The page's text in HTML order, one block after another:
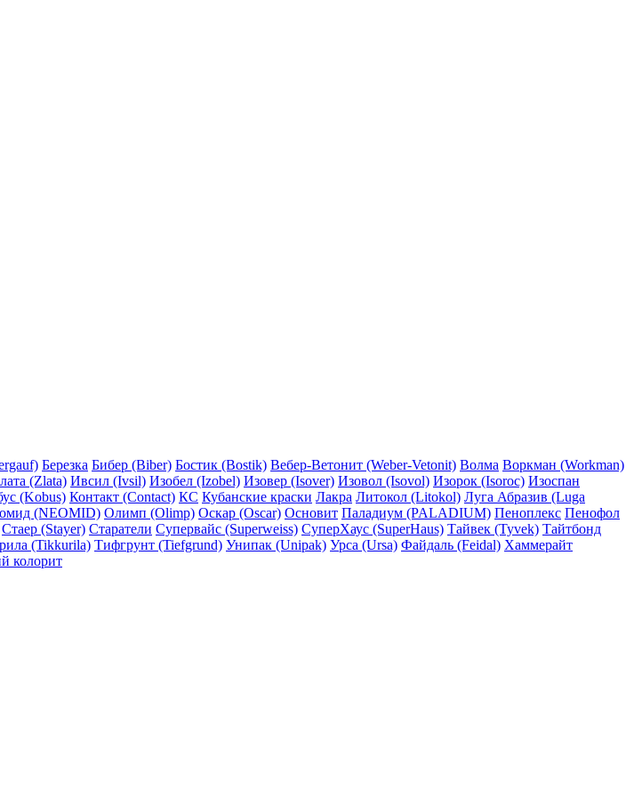
Березка Бибер (Biber) Бостик (Bostik) Вебер-Ветонит (Weber-Vetonit) Волма Воркман (Workman)
(Zlata) Ивсил (Ivsil) Изобел (Izobel) Изовер (Isover) Изовол (Isovol) Изорок (Isoroc) Изоспан
(Kobus) Контакт (Contact) КС Кубанские краски Лакра Литокол (Litokol) Луга Абразив (Luga
(NEOMID) Олимп (Olimp) Оскар (Oscar) Основит Паладиум (PALADIUM) Пеноплекс Пенофол
Стаер (Stayer) Старатели Супервайс (Superweiss) СуперХаус (SuperHaus) Тайвек (Tyvek) Тайтбонд
(Tikkurila) Тифгрунт (Tiefgrund) Унипак (Unipak) Урса (Ursa) Файдаль (Feidal) Хаммерайт
колорит